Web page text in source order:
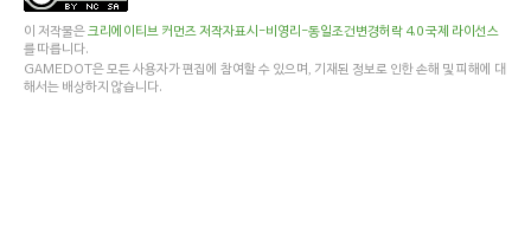
이 저작물은크리에이티브 커먼즈 저작자표시-비영리-동일조건변경허락 4.0 국제 라이선스
를 따릅니다.
GAMEDOT은 모든 사용자가 편집에 참여할 수 있으며, 기재된 정보로 인한 손해 및 피해에 대
해서는 배상하지 않습니다.